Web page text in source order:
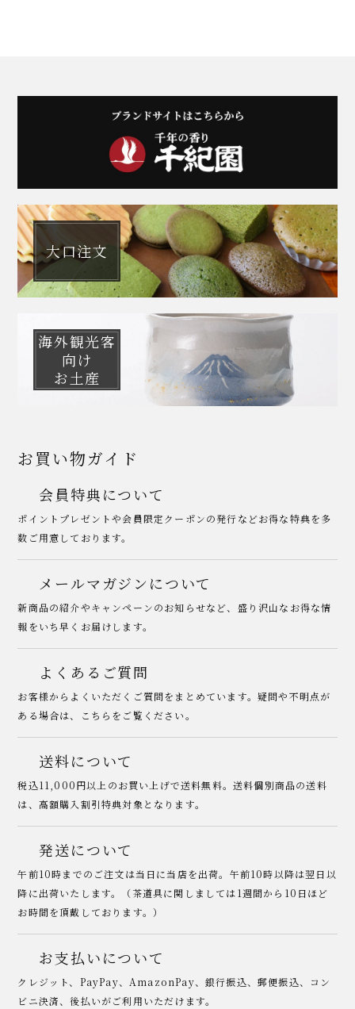
大口注文
海外観光客
向け
お土産
お買い物ガイド
会員特典について
ポイントプレゼントや会員限定クーポンの発行などお得な特典を多
数ご用意しております。
メールマガジンについて
新商品の紹介やキャンペーンのお知らせなど、盛り沢山なお得な情
報をいち早くお届けします。
よくあるご質問
お客様からよくいただくご質問をまとめています。疑問や不明点が
ある場合は、こちらをご覧ください。
送料について
税込11,000円以上のお買い上げで送料無料。送料個別商品の送料
は、高額購入割引特典対象となります。
発送について
午前10時までのご注文は当日に当店を出荷。午前10時以降は翌日以
降に出荷いたします。（茶道具に関しましては1週間から10日ほど
お時間を頂戴しております。）
お支払いについて
クレジット、PayPay、AmazonPay、銀行振込、郵便振込、コン
ビニ決済、後払いがご利用いただけます。